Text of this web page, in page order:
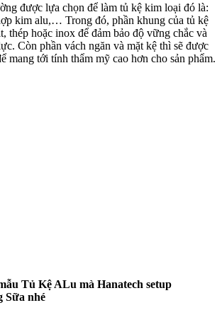
được lựa chọn để làm tủ kệ kim loại đó là:
kim alu,… Trong đó, phần khung của tủ kệ
thép hoặc inox để đảm bảo độ vững chắc và
Còn phần vách ngăn và mặt kệ thì sẽ được
mang tới tính thẩm mỹ cao hơn cho sản phẩm.
Tủ Kệ ALu mà Hanatech setup
Sữa nhé